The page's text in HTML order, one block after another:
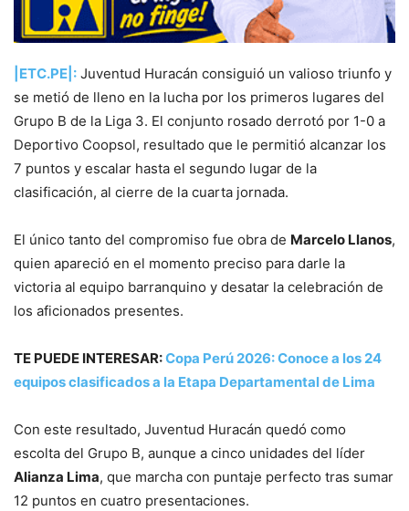
|ETC.PE|: Juventud Huracán consiguió un valioso triunfo y
se metió de lleno en la lucha por los primeros lugares del
Grupo B de la Liga 3. El conjunto rosado derrotó por 1-0 a
Deportivo Coopsol, resultado que le permitió alcanzar los
7 puntos y escalar hasta el segundo lugar de la
clasificación, al cierre de la cuarta jornada.
El único tanto del compromiso fue obra de Marcelo Llanos,
quien apareció en el momento preciso para darle la
victoria al equipo barranquino y desatar la celebración de
los aficionados presentes.
TE PUEDE INTERESAR:Copa Perú 2026: Conoce a los 24
equipos clasificados a la Etapa Departamental de Lima
Con este resultado, Juventud Huracán quedó como
escolta del Grupo B, aunque a cinco unidades del líder
Alianza Lima, que marcha con puntaje perfecto tras sumar
12 puntos en cuatro presentaciones.